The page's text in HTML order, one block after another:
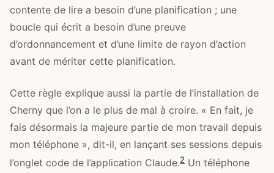
contente de lire a besoin d’une planification ; une
boucle qui écrit a besoin d’une preuve
d’ordonnancement et d’une limite de rayon d’action
avant de mériter cette planification.
Cette règle explique aussi la partie de l’installation de
Cherny que l’on a le plus de mal à croire. « En fait, je
fais désormais la majeure partie de mon travail depuis
mon téléphone », dit-il, en lançant ses sessions depuis
l’onglet code de l’application Claude.2 Un téléphone